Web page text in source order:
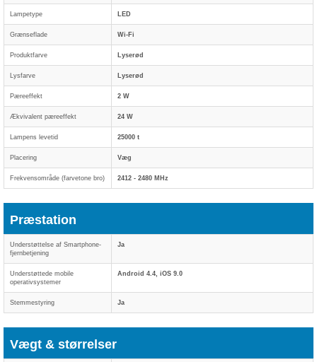
Lampetype LED
Grænseflade Wi-Fi
Produktfarve Lyserød
Lysfarve Lyserød
Pæreeffekt 2 W
Ækvivalent pæreeffekt 24 W
Lampens levetid 25000 t
Placering Væg
Frekvensområde (farvetone bro) 2412 - 2480 MHz
Præstation
Understøttelse af Smartphone-
fjernbetjening
Ja
Understøttede mobile
operativsystemer
Android 4.4, iOS 9.0
Stemmestyring Ja
Vægt & størrelser